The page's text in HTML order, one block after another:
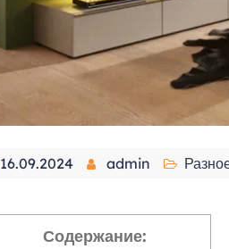
16.09.2024 admin
Содержание: